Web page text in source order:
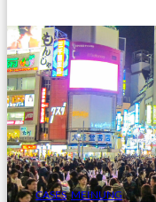
CASES, MEINUNG